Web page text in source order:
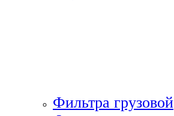
Фильтра грузовой